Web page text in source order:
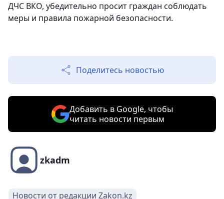
ДЧС ВКО, убедительно просит граждан соблюдать
меры и правила пожарной безопасности.
Поделитесь новостью
Добавить в Google, чтобы
читать новости первым
zkadm
Новости от редакции Zakon.kz